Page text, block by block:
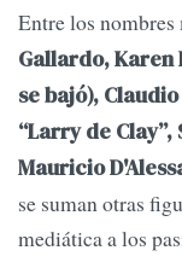
Entre los nombres
Gallardo, Karen
se bajó),
“Larry de
Mauricio
se suman otras
mediática a los